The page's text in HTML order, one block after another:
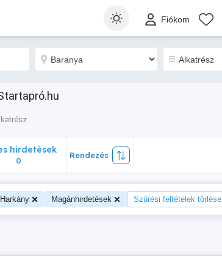
Fiókom
hirdetések
0
Rendezés
Harkány Magánhirdetések Szűrési feltételek törlése